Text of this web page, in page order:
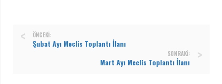
ÖNCEKI:
Şubat Ayı Meclis Toplantı İlanı
SONRAKI:
Mart Ayı Meclis Toplantı İlanı